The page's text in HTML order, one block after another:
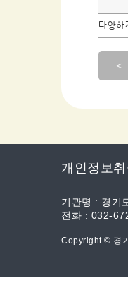
다양하
＜
개인정보
기관명 : 경기
전화 : 032-
Copyright © 경